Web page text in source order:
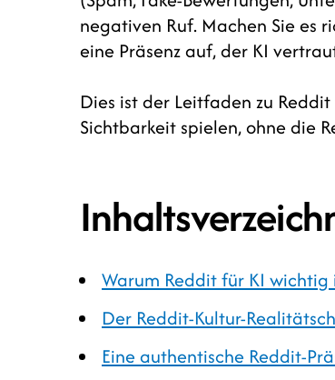
negativen Ruf. Machen Sie es
eine Präsenz auf, der KI
Dies ist der Leitfaden zu
Sichtbarkeit spielen, ohne die
Warum Reddit für KI wichtig
Der Reddit-Kultur-
Eine authentische Reddit-